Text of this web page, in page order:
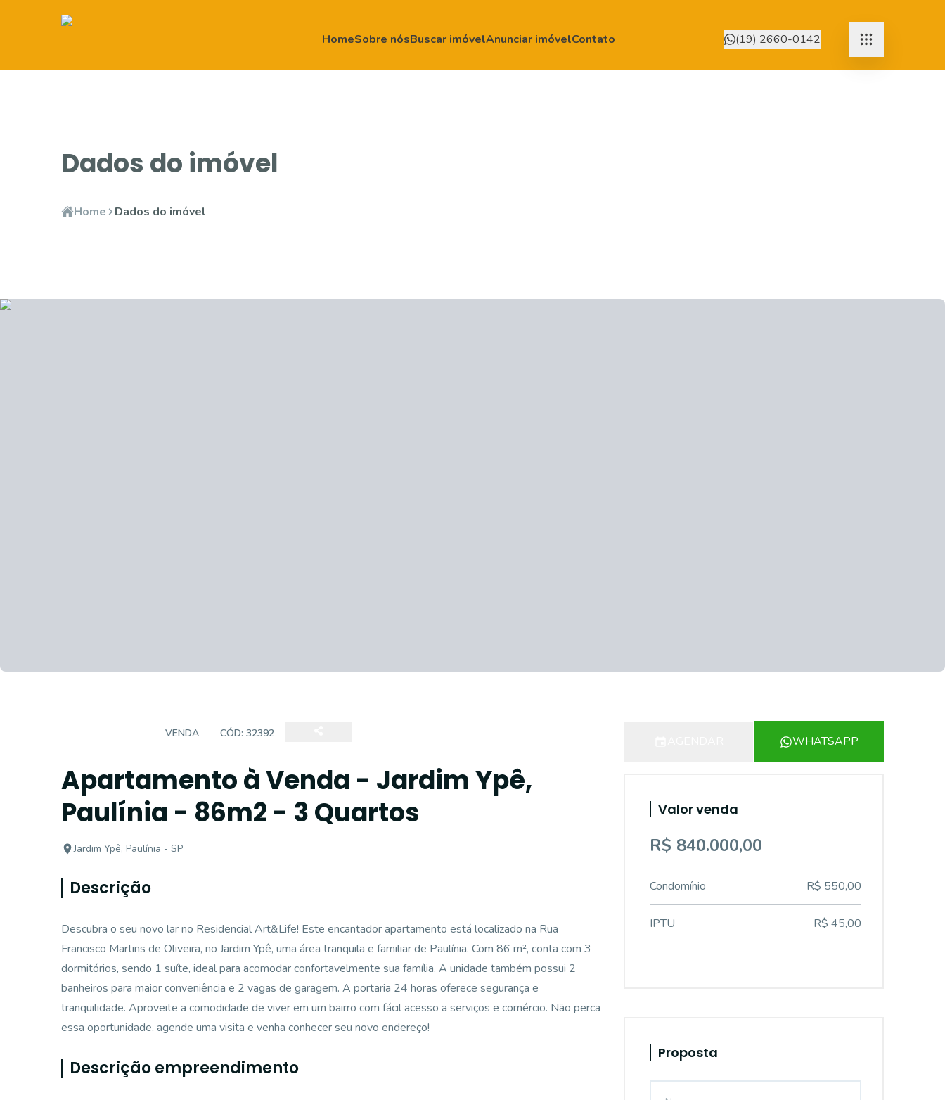
HomeSobre nósBuscar imóvelAnunciar imóvelContato (19) 2660-0142
Dados do imóvel
Home Dados do imóvel
VENDA CÓD: 32392
Apartamento à Venda - Jardim Ypê,
Paulínia - 86m2 - 3 Quartos
Jardim Ypê, Paulínia - SP
Descrição
Descubra o seu novo lar no Residencial Art&Life! Este encantador apartamento está localizado na Rua
Francisco Martins de Oliveira, no Jardim Ypê, uma área tranquila e familiar de Paulínia. Com 86 m², conta com 3
dormitórios, sendo 1 suíte, ideal para acomodar confortavelmente sua família. A unidade também possui 2
banheiros para maior conveniência e 2 vagas de garagem. A portaria 24 horas oferece segurança e
tranquilidade. Aproveite a comodidade de viver em um bairro com fácil acesso a serviços e comércio. Não perca
essa oportunidade, agende uma visita e venha conhecer seu novo endereço!
Descrição empreendimento
WHATSAPP
Valor venda
R$ 840.000,00
Condomínio R$ 550,00
IPTU R$ 45,00
Proposta